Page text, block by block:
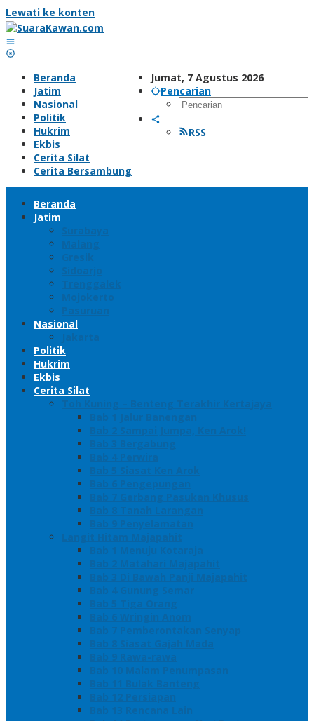
Lewati ke konten
Jumat, 7 Agustus 2026
Pencarian
RSS
Beranda
Jatim
Nasional
Politik
Hukrim
Ekbis
Cerita Silat
Cerita Bersambung
Beranda
Jatim
Surabaya
Malang
Gresik
Sidoarjo
Trenggalek
Mojokerto
Pasuruan
Nasional
Jakarta
Politik
Hukrim
Ekbis
Cerita Silat
Toh Kuning – Benteng Terakhir Kertajaya
Bab 1 Jalur Banengan
Bab 2 Sampai Jumpa, Ken Arok!
Bab 3 Bergabung
Bab 4 Perwira
Bab 5 Siasat Ken Arok
Bab 6 Pengepungan
Bab 7 Gerbang Pasukan Khusus
Bab 8 Tanah Larangan
Bab 9 Penyelamatan
Langit Hitam Majapahit
Bab 1 Menuju Kotaraja
Bab 2 Matahari Majapahit
Bab 3 Di Bawah Panji Majapahit
Bab 4 Gunung Semar
Bab 5 Tiga Orang
Bab 6 Wringin Anom
Bab 7 Pemberontakan Senyap
Bab 8 Siasat Gajah Mada
Bab 9 Rawa-rawa
Bab 10 Malam Penumpasan
Bab 11 Bulak Banteng
Bab 12 Persiapan
Bab 13 Rencana Lain